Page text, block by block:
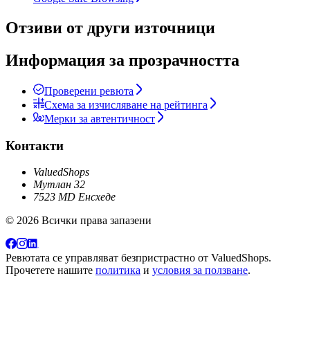
Отзиви от други източници
Информация за прозрачността
Проверени ревюта
Схема за изчисляване на рейтинга
Мерки за автентичност
Контакти
ValuedShops
Мутлан 32
7523 MD Енсхеде
© 2026 Всички права запазени
Ревютата се управляват безпристрастно от ValuedShops.
Прочетете нашите политика и условия за ползване.